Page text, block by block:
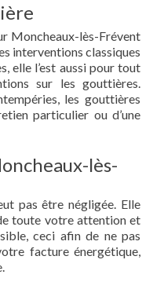
Moncheaux-lès-Frévent
interventions classiques
elle l’est aussi pour tout
sur les gouttières.
les gouttières
particulier ou d’une
lès-
pas être négligée. Elle
toute votre attention et
ceci afin de ne pas
facture énergétique,